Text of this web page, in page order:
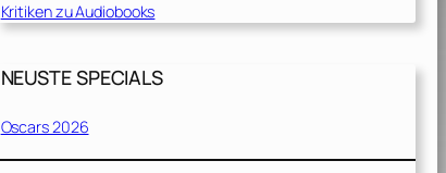
Kritiken zu Audiobooks
NEUSTE SPECIALS
Oscars 2026